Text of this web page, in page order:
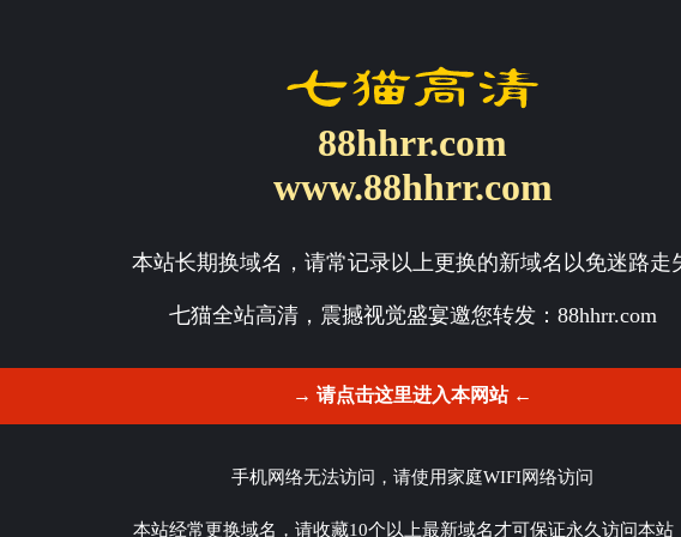
88hhrr.com
www.88hhrr.com
本站长期换域名，请常记录以上更换的新域名以免迷路走
七猫全站高清，震撼视觉盛宴邀您转发： 88hhrr.com
→ 请点击这里进入本网站 ←
手机网络无法访问，请使用家庭WIFI网络访问
本站经常更换域名，请收藏10个以上最新域名才可保证永久访问本站